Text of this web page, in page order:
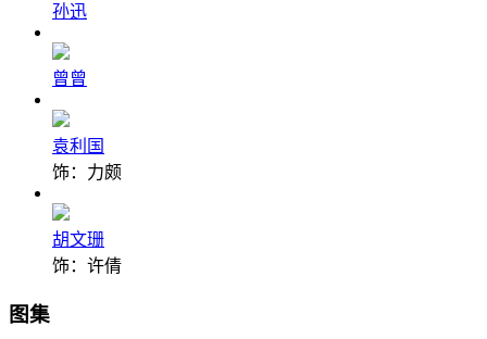
孙迅
曾曾
袁利国
饰：力颇
胡文珊
饰：许倩
图集